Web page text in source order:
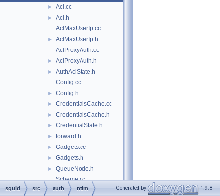
► Acl.cc
►
Acl.h
AclMaxUserIp.cc
►
AclMaxUserIp.h
AclProxyAuth.cc
► AclProxyAuth.h
►
AuthAclState.h
Config.cc
► Config.h
► CredentialsCache.cc
► CredentialsCache.h
► CredentialState.h
► forward.h
► Gadgets.cc
► Gadgets.h
►
QueueNode.h
Scheme.cc
► Scheme.h
squid src auth ntlm Generated by 1.9.8